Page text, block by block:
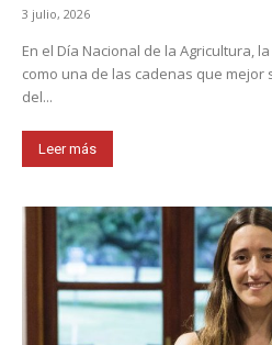
3 julio, 2026
En el Día Nacional de la Agricultura,
como una de las cadenas que mejor
del...
Leer más